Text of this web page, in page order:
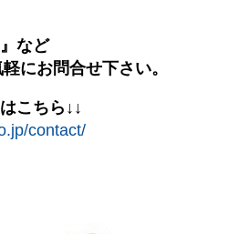
など
にお問合せ下さい。
こちら↓↓
contact/